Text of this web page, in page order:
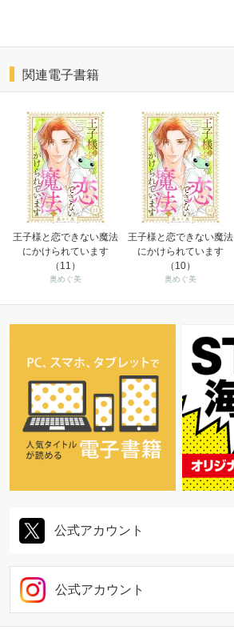
関連電子書籍
王子様と恋できない魔法
にかけられています
（11）
奥めぐ美
王子様と恋できない魔法
にかけられています
（10）
奥めぐ美
公式アカウント
公式アカウント